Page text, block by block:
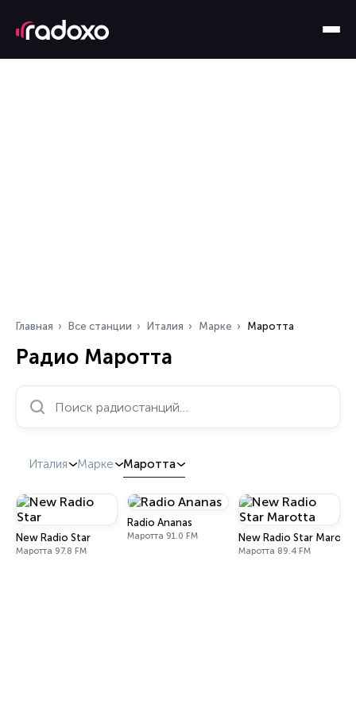
Главная Все станции Италия Марке Маротта
Радио Маротта
Поиск радиостанций…
Италия Марке Маротта
New Radio Star
Маротта 97.8 FM
Radio Ananas
Маротта 91.0 FM New Radio Star Marotta
Маротта 89.4 FM